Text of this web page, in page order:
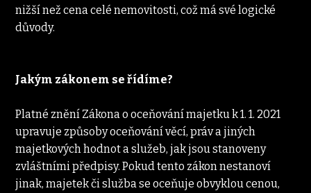
nižší než cena celé nemovitosti, což má své logické
důvody.
Jakým zákonem se řídíme?
Platné znění Zákona o oceňování majetku k 1. 1. 2021
upravuje způsoby oceňování věcí, práv a jiných
majetkových hodnot a služeb, jak jsou stanoveny
zvláštními předpisy. Pokud tento zákon nestanoví
jinak, majetek či služba se oceňuje obvyklou cenou,